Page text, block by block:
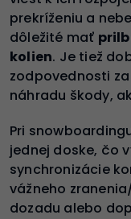
prekríženiu a
dôležité mať
kolien. Je tiež
zodpovednosti
náhradu škody,
Pri
jednej doske, čo
synchronizácie
vážneho
dozadu alebo